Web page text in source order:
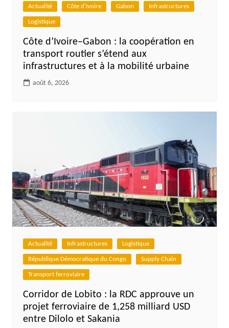
Actualité Côte d'Ivoire Gabon Infrastructures
Logistique
Côte d’Ivoire–Gabon : la coopération en
transport routier s’étend aux
infrastructures et à la mobilité urbaine
août 6, 2026
Actualité Infrastructures Logistique
République Démocratique du Congo Supply Chain
Transport ferroviaire
Corridor de Lobito : la RDC approuve un
projet ferroviaire de 1,258 milliard USD
entre Dilolo et Sakania